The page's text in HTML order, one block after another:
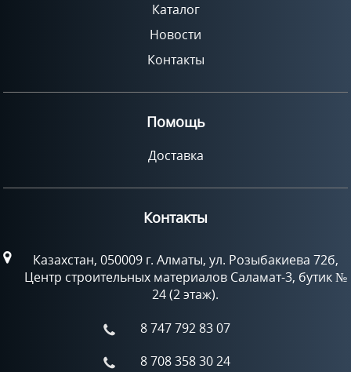
Каталог
Новости
Контакты
Помощь
Доставка
Контакты
Казахстан, 050009 г. Алматы, ул. Розыбакиева 72б,
Центр строительных материалов Саламат-3, бутик №
24 (2 этаж).
8 747 792 83 07
8 708 358 30 24